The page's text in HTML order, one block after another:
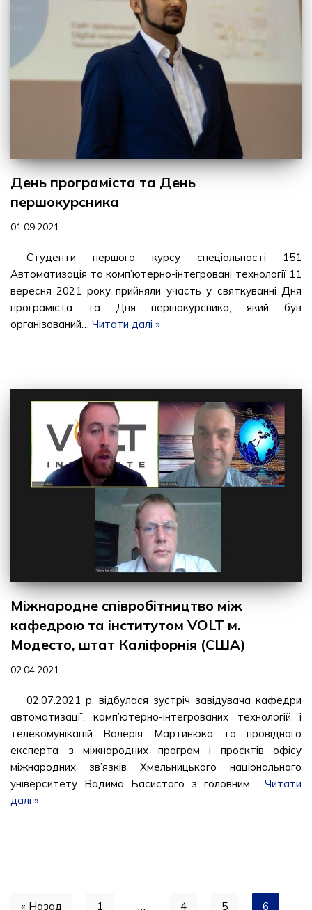
День програміста та День
першокурсника
01.09.2021
Студенти першого курсу спеціальності 151
Автоматизація та комп’ютерно-інтегровані технології 11
вересня 2021 року прийняли участь у святкуванні Дня
програміста та Дня першокурсника, який був
організований… Читати далі »
Міжнародне співробітництво між
кафедрою та інститутом VOLT м.
Модесто, штат Каліфорнія (США)
02.04.2021
02.07.2021 р. відбулася зустріч завідувача кафедри
автоматизації, комп’ютерно-інтегрованих технологій і
телекомунікацій Валерія Мартинюка та провідного
експерта з міжнародних програм і проєктів офісу
міжнародних зв’язків Хмельницького національного
університету Вадима Басистого з головним… Читати
далі »
« Назад 1 … 4 5 6